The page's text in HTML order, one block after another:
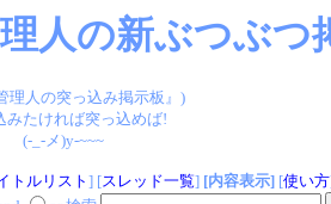
人の新ぶつぶつ
理人の突っ込み掲示板』)
みたければ突っ込めば!
(-_-メ)y-~~~
トルリスト] [スレッド一覧] [内容表示][使い方